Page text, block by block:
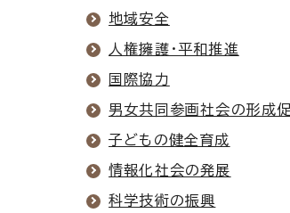
地域安全
人権擁護・平和推進
国際協力
男女共同参画社会の形成
子どもの健全育成
情報化社会の発展
科学技術の振興